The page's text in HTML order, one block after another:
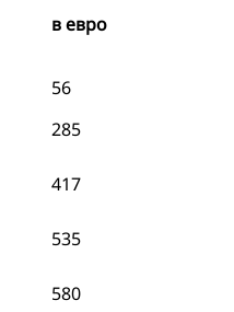
в евро
56
285
417
535
580